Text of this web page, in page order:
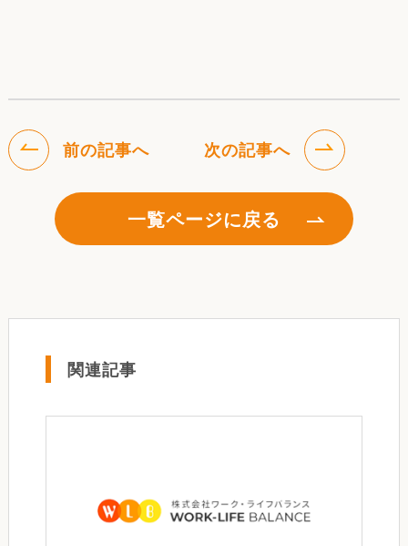
前の記事へ
一覧ページに戻る
次の記事へ
関連記事